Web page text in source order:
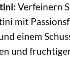
Verfeinern
mit
einem
und